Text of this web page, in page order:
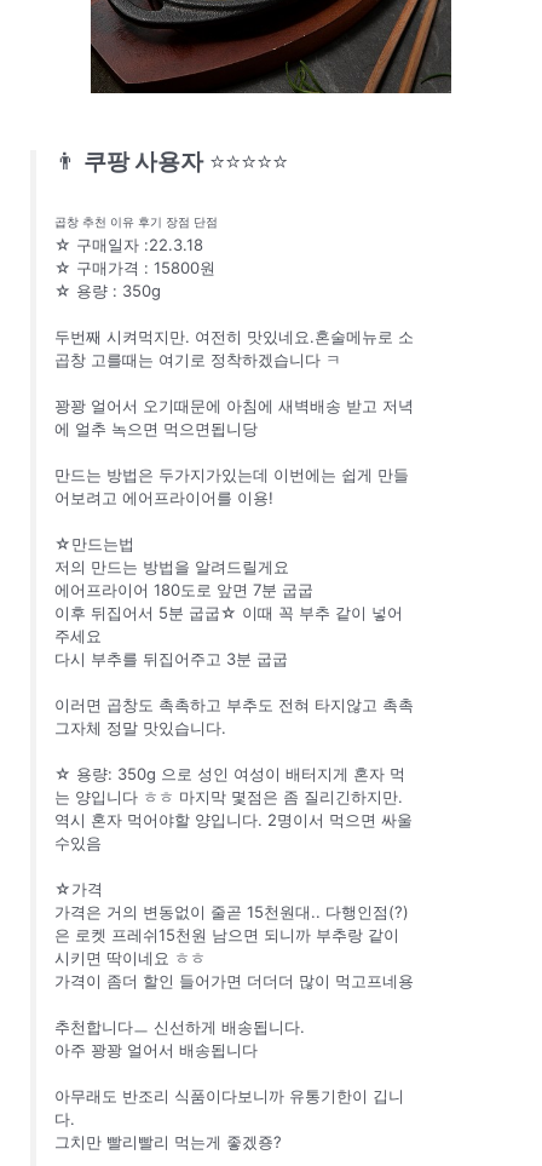
👨 쿠팡 사용자 ⭐⭐⭐⭐⭐
곱창 추천 이유 후기 장점 단점
☆ 구매일자 :22.3.18
☆ 구매가격 : 15800원
☆ 용량 : 350g
두번째 시켜먹지만. 여전히 맛있네요.혼술메뉴로 소
곱창 고를때는 여기로 정착하겠습니다 ㅋ
꽝꽝 얼어서 오기때문에 아침에 새벽배송 받고 저녁
에 얼추 녹으면 먹으면됩니당
만드는 방법은 두가지가있는데 이번에는 쉽게 만들
어보려고 에어프라이어를 이용!
☆만드는법
저의 만드는 방법을 알려드릴게요
에어프라이어 180도로 앞면 7분 굽굽
이후 뒤집어서 5분 굽굽☆ 이때 꼭 부추 같이 넣어
주세요
다시 부추를 뒤집어주고 3분 굽굽
이러면 곱창도 촉촉하고 부추도 전혀 타지않고 촉촉
그자체 정말 맛있습니다.
☆ 용량: 350g 으로 성인 여성이 배터지게 혼자 먹
는 양입니다 ㅎㅎ 마지막 몇점은 좀 질리긴하지만.
역시 혼자 먹어야할 양입니다. 2명이서 먹으면 싸울
수있음
☆가격
가격은 거의 변동없이 줄곧 15천원대.. 다행인점(?)
은 로켓 프레쉬15천원 남으면 되니까 부추랑 같이
시키면 딱이네요 ㅎㅎ
가격이 좀더 할인 들어가면 더더더 많이 먹고프네용
추천합니다ㅡ 신선하게 배송됩니다.
아주 꽝꽝 얼어서 배송됩니다
아무래도 반조리 식품이다보니까 유통기한이 깁니
다.
그치만 빨리빨리 먹는게 좋겠죵?